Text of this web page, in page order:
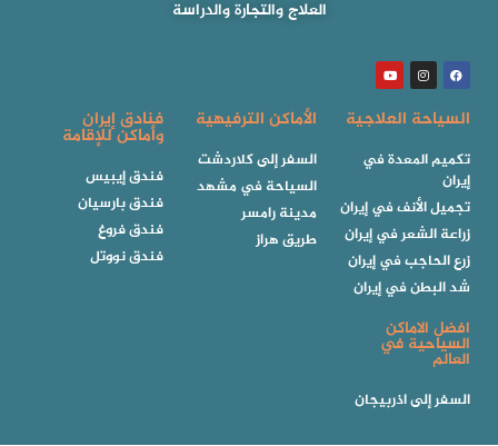
العلاج والتجارة والدراسة
السياحة العلاجية
تكميم المعدة في
إيران
تجميل الأنف في إيران
زراعة الشعر في إيران
زرع الحاجب في إيران
شد البطن في إيران
الأماكن الترفيهية
السفر إلى كلاردشت
السياحة في مشهد
مدينة رامسر
طريق هراز
فنادق إيران
وأماكن للإقامة
فندق إيبيس
فندق بارسيان
فندق فروغ
فندق نووتل
افضل الاماكن
السياحية في
العالم
السفر إلى اذربيجان